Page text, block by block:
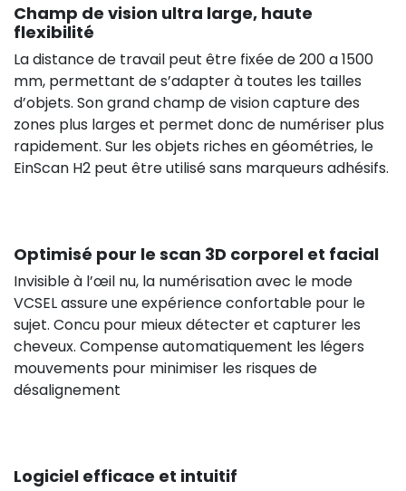
Champ de vision ultra large, haute
flexibilité
La distance de travail peut être fixée de 200 a 1500
mm, permettant de s’adapter à toutes les tailles
d’objets. Son grand champ de vision capture des
zones plus larges et permet donc de numériser plus
rapidement. Sur les objets riches en géométries, le
EinScan H2 peut être utilisé sans marqueurs adhésifs.
Optimisé pour le scan 3D corporel et facial
Invisible à l’œil nu, la numérisation avec le mode
VCSEL assure une expérience confortable pour le
sujet. Concu pour mieux détecter et capturer les
cheveux. Compense automatiquement les légers
mouvements pour minimiser les risques de
désalignement
Logiciel efficace et intuitif